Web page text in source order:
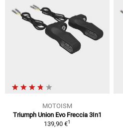
MOTOISM
Triumph Union Evo Freccia 3In1
139,90 €1